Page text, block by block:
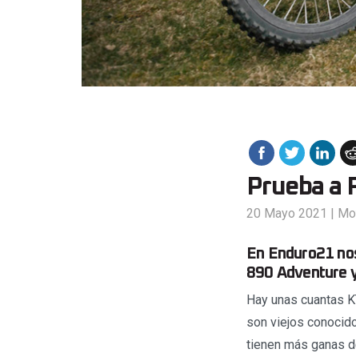
Prueba a
20 Mayo 2021 |
En Enduro21
890 Adventure
Hay unas cuantas
son viejos
tienen más ganas